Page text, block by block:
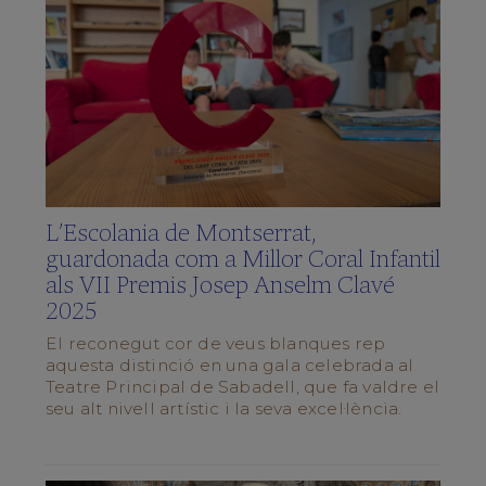
Què
vols
saber?
(FAQS)
Galeria
multimèdia
SCHOLA
El
Director
La
Schola
Cantorum
Repertori
Forma’n
part
L’Escolania de Montserrat,
guardonada com a Millor Coral Infantil
als VII Premis Josep Anselm Clavé
2025
El reconegut cor de veus blanques rep
aquesta distinció en una gala celebrada al
Teatre Principal de Sabadell, que fa valdre el
seu alt nivell artístic i la seva excel·lència.